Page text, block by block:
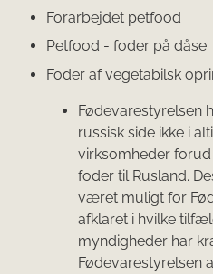
Forarbejdet petfood
Petfood - foder på dåse
Foder af vegetabilsk
Fødevarestyrelsen
russisk side ikke i
virksomheder
foder til Rusland.
været muligt for
afklaret i hvilke
myndigheder har
Fødevarestyrelsen